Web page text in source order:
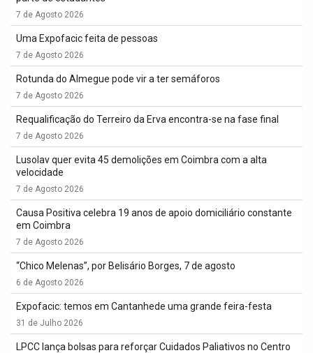
7 de Agosto 2026
Uma Expofacic feita de pessoas
7 de Agosto 2026
Rotunda do Almegue pode vir a ter semáforos
7 de Agosto 2026
Requalificação do Terreiro da Erva encontra-se na fase final
7 de Agosto 2026
Lusolav quer evita 45 demolições em Coimbra com a alta
velocidade
7 de Agosto 2026
Causa Positiva celebra 19 anos de apoio domiciliário constante
em Coimbra
7 de Agosto 2026
“Chico Melenas”, por Belisário Borges, 7 de agosto
6 de Agosto 2026
Expofacic: temos em Cantanhede uma grande feira-festa
31 de Julho 2026
LPCC lança bolsas para reforçar Cuidados Paliativos no Centro